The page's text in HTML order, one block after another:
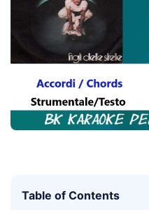
Table of Contents